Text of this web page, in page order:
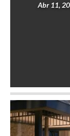
Abr 11,